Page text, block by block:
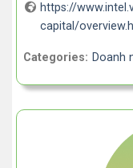
https://
capital/
Categories: Doanh